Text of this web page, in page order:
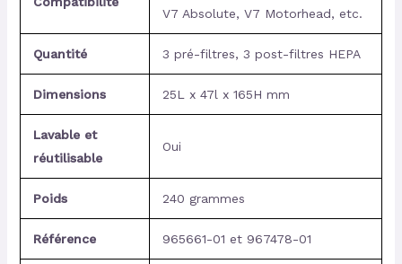
V7 Absolute, V7 Motorhead, etc.
Quantité 3 pré-filtres, 3 post-filtres HEPA
Dimensions 25L x 47l x 165H mm
Lavable et
réutilisable
Oui
Poids 240 grammes
Référence 965661-01 et 967478-01